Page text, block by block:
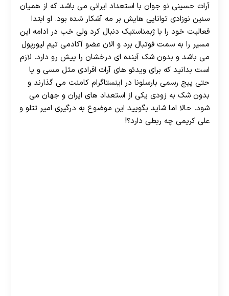
آرات حسینی نو جوان با استعداد ایرانی می باشد که از همیان
سنین نوزادی توانایی هایش بر مه آشکار شده بود. او ابتدا
فعالیت خود را با ژبمناستیک دنبال کرد ولی خب در ادامه این
مسیر را به سمت فوتبال برد و الان عضو آکادمی تیم لیورپول
می باشد و بدون شک آینده ای درخشان را پیش رو دارد. لازم
است بدانید که برای ویدئو های آرات افرادی مثل مسی و یا
حتی پیج رسمی بارسلونا در اینستاگرام کامنت می گذارند و
بدون شک به زودی یکی از استعداد های ایران و جهان می
شود. حالا اما شاید بگویید این موضوع به درگیری امیر تتلو و
علی کریمی چه ربطی دارد؟!